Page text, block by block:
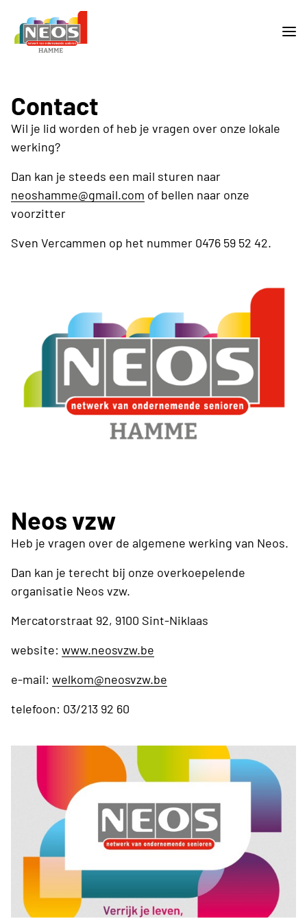
Contact
Wil je lid worden of heb je vragen over onze lokale
werking?
Dan kan je steeds een mail sturen naar
neoshamme@gmail.com of bellen naar onze
voorzitter
Sven Vercammen op het nummer 0476 59 52 42.
Neos vzw
Heb je vragen over de algemene werking van Neos.
Dan kan je terecht bij onze overkoepelende
organisatie Neos vzw.
Mercatorstraat 92, 9100 Sint-Niklaas
website: www.neosvzw.be
e-mail: welkom@neosvzw.be
telefoon: 03/213 92 60